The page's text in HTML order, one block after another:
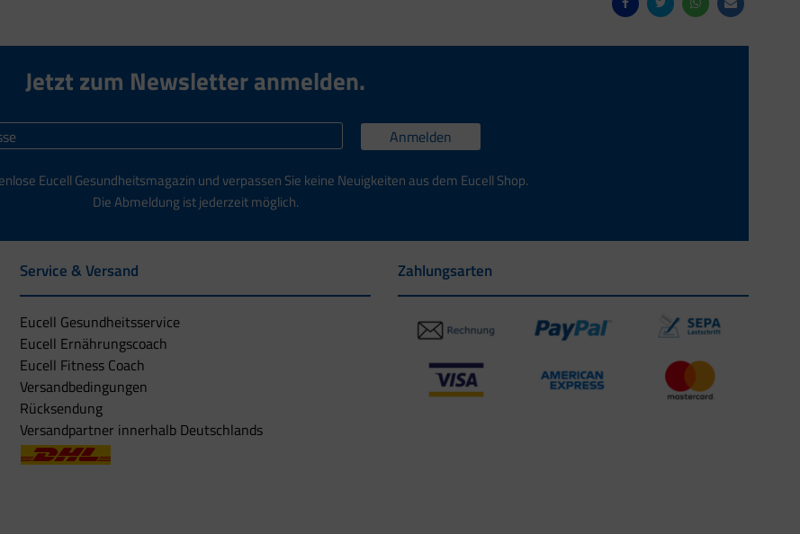
Jetzt zum Newsletter anmelden.
Anmelden
Eucell Gesundheitsmagazin und verpassen Sie keine Neuigkeiten aus dem Eucell Shop.
Die Abmeldung ist jederzeit möglich.
Service & Versand
Eucell Gesundheitsservice
Eucell Ernährungscoach
Eucell Fitness Coach
Versandbedingungen
Rücksendung
Versandpartner innerhalb Deutschlands
Zahlungsarten